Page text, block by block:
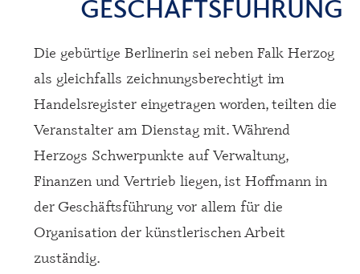
GESCHÄFTSFÜHRUNG
Die gebürtige Berlinerin sei neben Falk Herzog
als gleichfalls zeichnungsberechtigt im
Handelsregister eingetragen worden, teilten die
Veranstalter am Dienstag mit. Während
Herzogs Schwerpunkte auf Verwaltung,
Finanzen und Vertrieb liegen, ist Hoffmann in
der Geschäftsführung vor allem für die
Organisation der künstlerischen Arbeit
zuständig.